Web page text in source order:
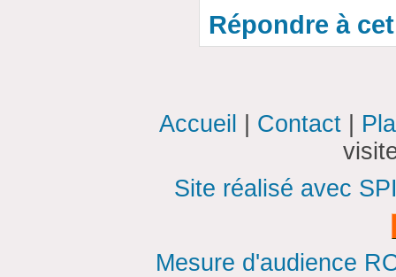
Répondre à
Accueil Contact
Site réalisé avec
Mesure d'audience